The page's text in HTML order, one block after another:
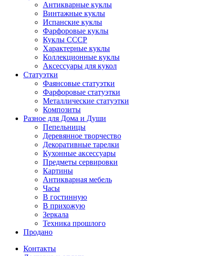
Антикварные куклы
Винтажные куклы
Испанские куклы
Фарфоровые куклы
Куклы СССР
Характерные куклы
Коллекционные куклы
Аксессуары для кукол
Статуэтки
Фаянсовые статуэтки
Фарфоровые статуэтки
Металлические статуэтки
Композиты
Разное для Дома и Души
Пепельницы
Деревянное творчество
Декоративные тарелки
Кухонные аксессуары
Предметы сервировки
Картины
Антикварная мебель
Часы
В гостинную
В прихожую
Зеркала
Техника прошлого
Продано
Контакты